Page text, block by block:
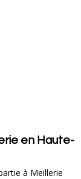
en Haute-
à Meillerie